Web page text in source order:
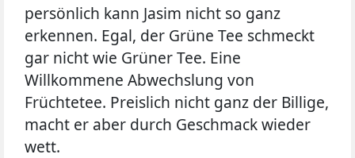
persönlich kann Jasim nicht so ganz
erkennen. Egal, der Grüne Tee schmeckt
gar nicht wie Grüner Tee. Eine
Willkommene Abwechslung von
Früchtetee. Preislich nicht ganz der Billige,
macht er aber durch Geschmack wieder
wett.